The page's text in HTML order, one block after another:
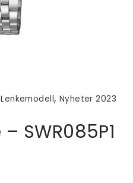
Lenkemodell, Nyheter 2023
SWR085P1